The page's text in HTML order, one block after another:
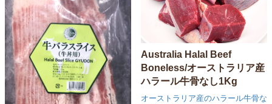
Australia Halal Beef
Boneless/オーストラリア産
ハラール牛骨なし1Kg
オーストラリア産のハラール牛骨な